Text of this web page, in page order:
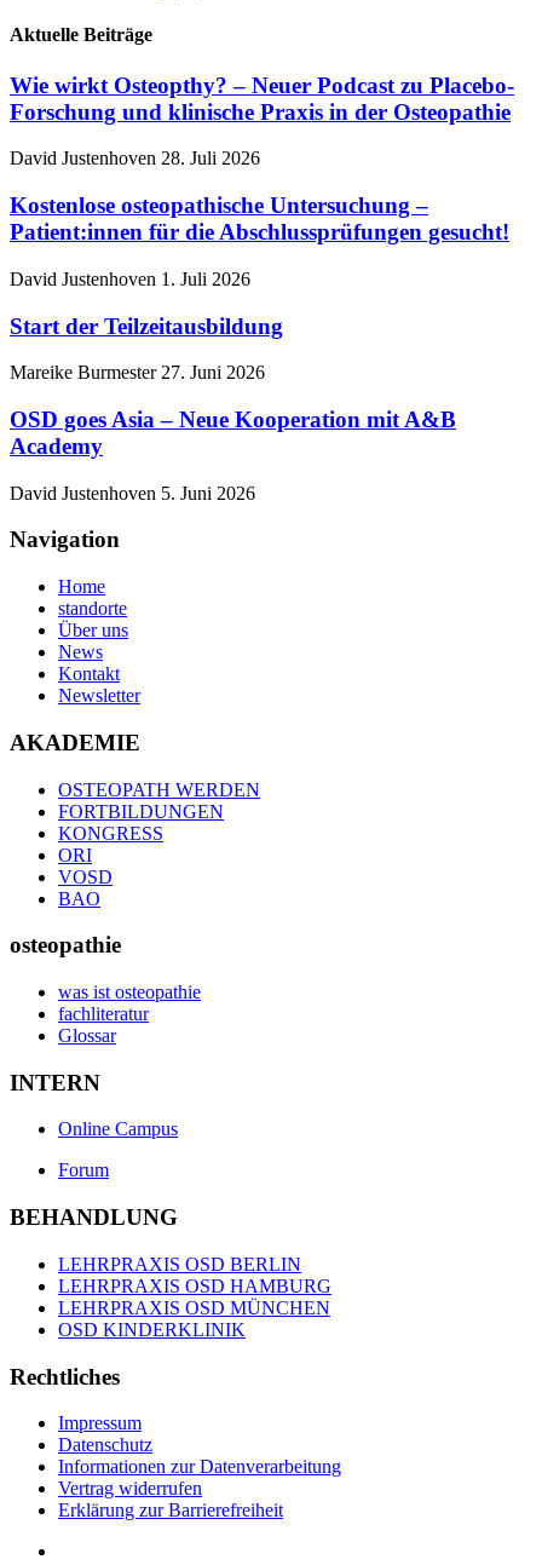
Aktuelle Beiträge
Wie wirkt Osteopthy? – Neuer Podcast zu Placebo-
Forschung und klinische Praxis in der Osteopathie
David Justenhoven 28. Juli 2026
Kostenlose osteopathische Untersuchung –
Patient:innen für die Abschlussprüfungen gesucht!
David Justenhoven 1. Juli 2026
Start der Teilzeitausbildung
Mareike Burmester 27. Juni 2026
OSD goes Asia – Neue Kooperation mit A&B
Academy
David Justenhoven 5. Juni 2026
Navigation
Home
standorte
Über uns
News
Kontakt
Newsletter
AKADEMIE
OSTEOPATH WERDEN
FORTBILDUNGEN
KONGRESS
ORI
VOSD
BAO
osteopathie
was ist osteopathie
fachliteratur
Glossar
INTERN
Online Campus
Forum
BEHANDLUNG
LEHRPRAXIS OSD BERLIN
LEHRPRAXIS OSD HAMBURG
LEHRPRAXIS OSD MÜNCHEN
OSD KINDERKLINIK
Rechtliches
Impressum
Datenschutz
Informationen zur Datenverarbeitung
Vertrag widerrufen
Erklärung zur Barrierefreiheit